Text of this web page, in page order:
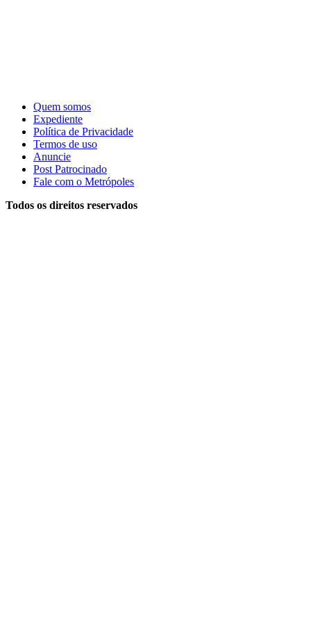
Quem somos
Expediente
Política de Privacidade
Termos de uso
Anuncie
Post Patrocinado
Fale com o Metrópoles
Todos os direitos reservados